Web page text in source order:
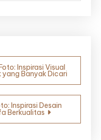
Inspirasi Visual
yang Banyak Dicari
Inspirasi Desain
Berkualitas